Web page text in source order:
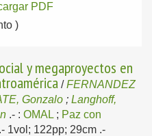
PDF
)
y megaproyectos en
/FERNANDEZ
Gonzalo ; Langhoff,
.- : OMAL ; Paz con
.- 1vol; 122pp; 29cm .-